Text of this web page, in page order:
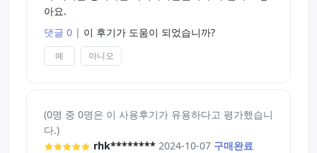
아요.
댓글 0 | 이 후기가 도움이 되었습니까?
예 아니오
(0명 중 0명은 이 사용후기가 유용하다고 평가했습니
다.)
rhk******** 2024-10-07 구매완료